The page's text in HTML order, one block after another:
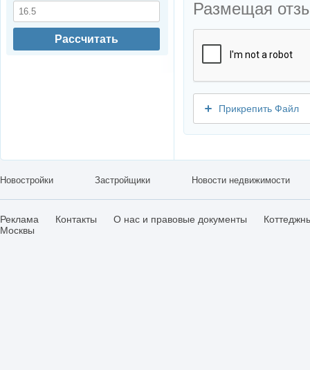
Размещая
Прикрепить Файл
Рассчитать
Новостройки Застройщики Новости недвижимости
Реклама Контакты О нас и правовые документы
Москвы